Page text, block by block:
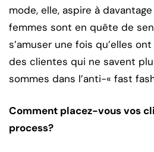
mode, elle, aspire à
femmes sont en quête de
s’amuser une fois qu’elles
des clientes qui ne savent
sommes dans l’anti-« fast
Comment placez-vous vos
process?